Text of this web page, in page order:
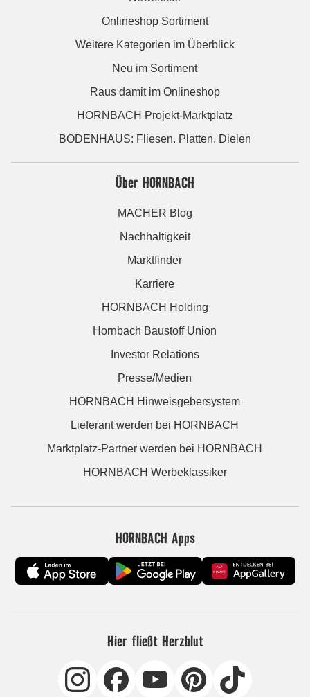
Onlineshop Sortiment
Weitere Kategorien im Überblick
Neu im Sortiment
Raus damit im Onlineshop
HORNBACH Projekt-Marktplatz
BODENHAUS: Fliesen. Platten. Dielen
Über HORNBACH
MACHER Blog
Nachhaltigkeit
Marktfinder
Karriere
HORNBACH Holding
Hornbach Baustoff Union
Investor Relations
Presse/Medien
HORNBACH Hinweisgebersystem
Lieferant werden bei HORNBACH
Marktplatz-Partner werden bei HORNBACH
HORNBACH Werbeklassiker
HORNBACH Apps
Hier fließt Herzblut